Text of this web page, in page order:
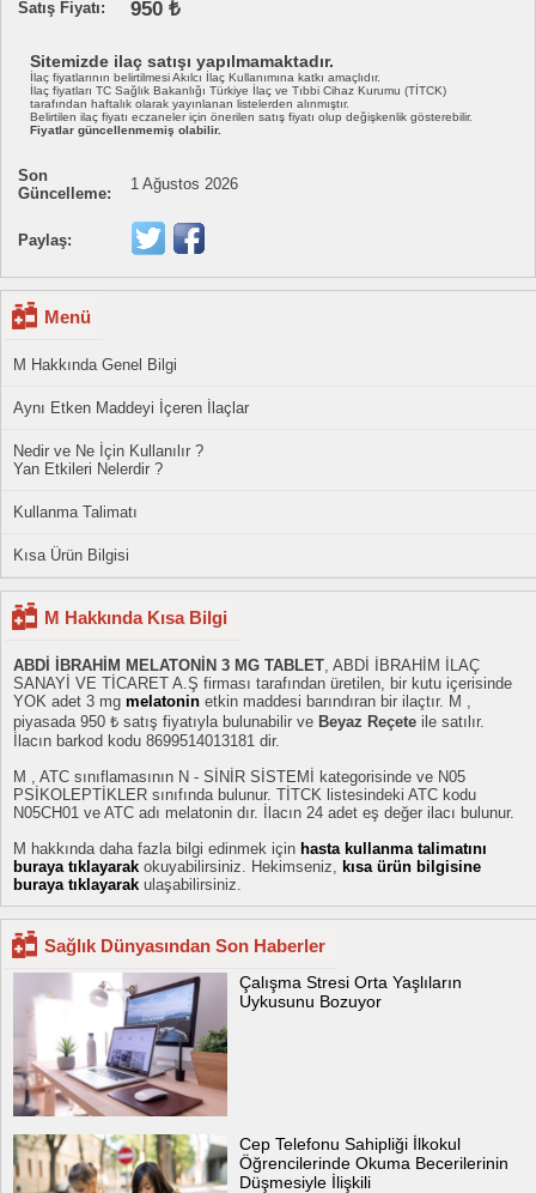
Satış Fiyatı: 950 ₺
Sitemizde ilaç satışı yapılmamaktadır.
İlaç fiyatlarının belirtilmesi Akılcı İlaç Kullanımına katkı amaçlıdır.
İlaç fiyatları TC Sağlık Bakanlığı Türkiye İlaç ve Tıbbi Cihaz Kurumu (TİTCK)
tarafından haftalık olarak yayınlanan listelerden alınmıştır.
Belirtilen ilaç fiyatı eczaneler için önerilen satış fiyatı olup değişkenlik gösterebilir.
Fiyatlar güncellenmemiş olabilir.
Son
Güncelleme:
1 Ağustos 2026
Paylaş:
Menü
M Hakkında Genel Bilgi
Aynı Etken Maddeyi İçeren İlaçlar
Nedir ve Ne İçin Kullanılır ?
Yan Etkileri Nelerdir ?
Kullanma Talimatı
Kısa Ürün Bilgisi
M Hakkında Kısa Bilgi
ABDİ İBRAHİM MELATONİN 3 MG TABLET, ABDİ İBRAHİM İLAÇ
SANAYİ VE TİCARET A.Ş firması tarafından üretilen, bir kutu içerisinde
YOK adet 3 mg melatonin etkin maddesi barındıran bir ilaçtır. M ,
piyasada 950 ₺ satış fiyatıyla bulunabilir ve Beyaz Reçete ile satılır.
İlacın barkod kodu 8699514013181 dir.
M , ATC sınıflamasının N - SİNİR SİSTEMİ kategorisinde ve N05
PSİKOLEPTİKLER sınıfında bulunur. TİTCK listesindeki ATC kodu
N05CH01 ve ATC adı melatonin dır. İlacın 24 adet eş değer ilacı bulunur.
M hakkında daha fazla bilgi edinmek için hasta kullanma talimatını
buraya tıklayarak okuyabilirsiniz. Hekimseniz, kısa ürün bilgisine
buraya tıklayarak ulaşabilirsiniz.
Sağlık Dünyasından Son Haberler
Çalışma Stresi Orta Yaşlıların
Uykusunu Bozuyor
Cep Telefonu Sahipliği İlkokul
Öğrencilerinde Okuma Becerilerinin
Düşmesiyle İlişkili